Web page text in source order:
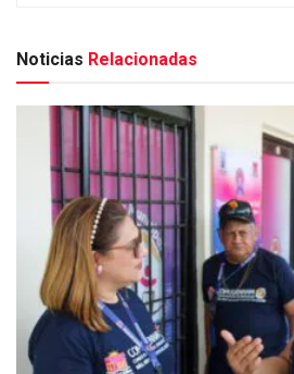
Noticias Relacionadas